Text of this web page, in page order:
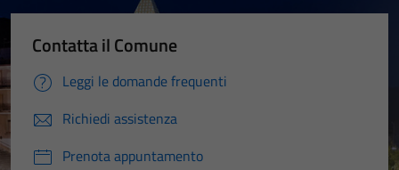
Contatta il Comune
Leggi le domande frequenti
Richiedi assistenza
Prenota appuntamento